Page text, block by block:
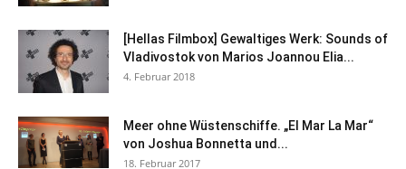
[Hellas Filmbox] Gewaltiges Werk: Sounds of
Vladivostok von Marios Joannou Elia...
4. Februar 2018
Meer ohne Wüstenschiffe. „El Mar La Mar“
von Joshua Bonnetta und...
18. Februar 2017